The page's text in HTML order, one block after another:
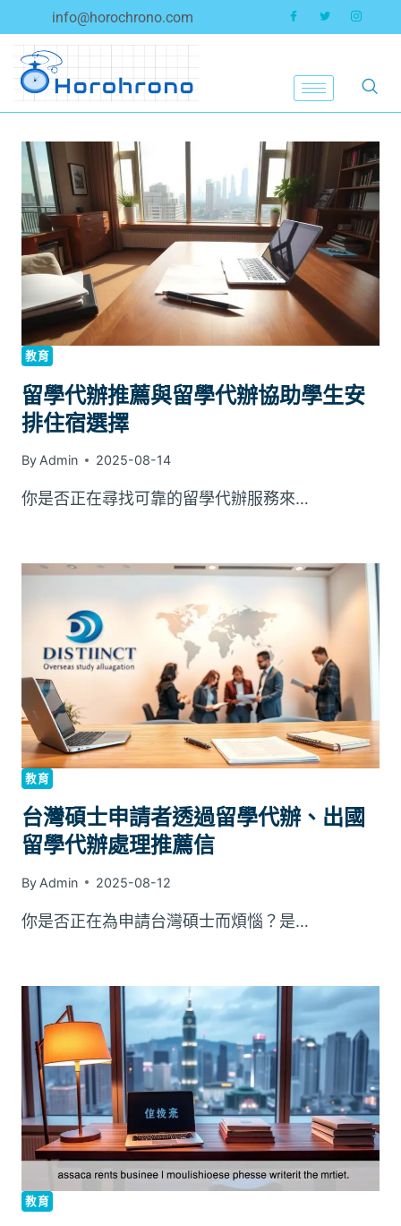
info@horochrono.com
教育
留學代辦推薦與留學代辦協助學生安
排住宿選擇
By Admin 2025-08-14
你是否正在尋找可靠的留學代辦服務來…
教育
台灣碩士申請者透過留學代辦、出國
留學代辦處理推薦信
By Admin 2025-08-12
你是否正在為申請台灣碩士而煩惱？是…
教育